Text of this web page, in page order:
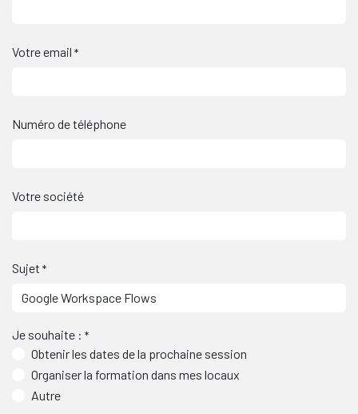
Votre email *
Numéro de téléphone
Votre société
Sujet *
Je souhaite : *
Obtenir les dates de la prochaine session
Organiser la formation dans mes locaux
Autre